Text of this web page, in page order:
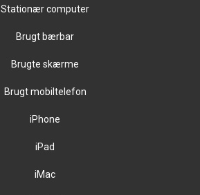
Stationær computer
Brugt bærbar
Brugte skærme
Brugt mobiltelefon
iPhone
iPad
iMac